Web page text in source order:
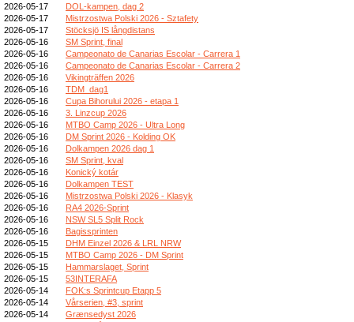
2026-05-17
DOL-kampen, dag 2
2026-05-17
Mistrzostwa Polski 2026 - Sztafety
2026-05-17
Stöcksjö IS långdistans
2026-05-16
SM Sprint, final
2026-05-16
Campeonato de Canarias Escolar - Carrera 1
2026-05-16
Campeonato de Canarias Escolar - Carrera 2
2026-05-16
Vikingträffen 2026
2026-05-16
TDM_dag1
2026-05-16
Cupa Bihorului 2026 - etapa 1
2026-05-16
3. Linzcup 2026
2026-05-16
MTBO Camp 2026 - Ultra Long
2026-05-16
DM Sprint 2026 - Kolding OK
2026-05-16
Dolkampen 2026 dag 1
2026-05-16
SM Sprint, kval
2026-05-16
Konický kotár
2026-05-16
Dolkampen TEST
2026-05-16
Mistrzostwa Polski 2026 - Klasyk
2026-05-16
RA4 2026-Sprint
2026-05-16
NSW SL5 Split Rock
2026-05-16
Bagissprinten
2026-05-15
DHM Einzel 2026 & LRL NRW
2026-05-15
MTBO Camp 2026 - DM Sprint
2026-05-15
Hammarslaget, Sprint
2026-05-15
53INTERAFA
2026-05-14
FOK:s Sprintcup Etapp 5
2026-05-14
Vårserien, #3, sprint
2026-05-14
Grænsedyst 2026